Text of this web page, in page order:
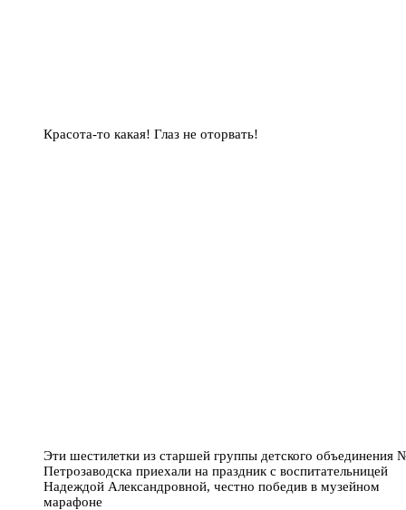
Красота-то какая! Глаз не оторвать!
Эти шестилетки из старшей группы детского объединения
Петрозаводска приехали на праздник с воспитательницей
Надеждой Александровной, честно победив в музейном
марафоне